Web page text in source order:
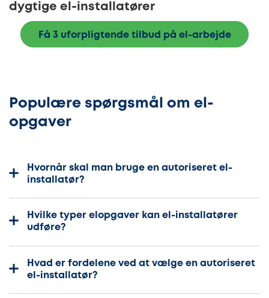
dygtige el-installatører
Få 3 uforpligtende tilbud på el-arbejde
Populære spørgsmål om el-
opgaver
Hvornår skal man bruge en autoriseret el-
installatør?
Hvilke typer elopgaver kan el-installatører
udføre?
Hvad er fordelene ved at vælge en autoriseret
el-installatør?